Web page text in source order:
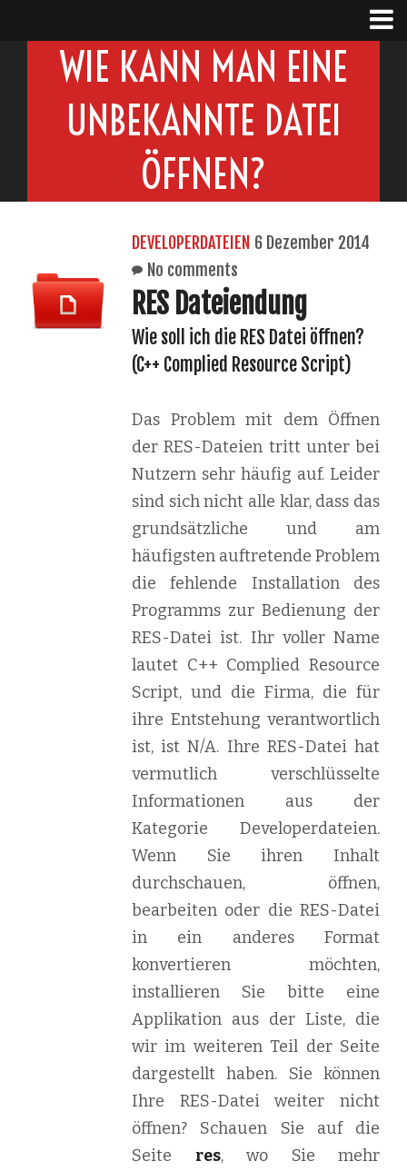
WIE KANN MAN EINE
UNBEKANNTE DATEI
ÖFFNEN?
DEVELOPERDATEIEN 6 Dezember 2014
No comments
RES Dateiendung
Wie soll ich die RES Datei öffnen?
(C++ Complied Resource Script)
Das Problem mit dem Öffnen
der RES-Dateien tritt unter bei
Nutzern sehr häufig auf. Leider
sind sich nicht alle klar, dass das
grundsätzliche und am
häufigsten auftretende Problem
die fehlende Installation des
Programms zur Bedienung der
RES-Datei ist. Ihr voller Name
lautet C++ Complied Resource
Script, und die Firma, die für
ihre Entstehung verantwortlich
ist, ist N/A. Ihre RES-Datei hat
vermutlich verschlüsselte
Informationen aus der
Kategorie Developerdateien.
Wenn Sie ihren Inhalt
durchschauen, öffnen,
bearbeiten oder die RES-Datei
in ein anderes Format
konvertieren möchten,
installieren Sie bitte eine
Applikation aus der Liste, die
wir im weiteren Teil der Seite
dargestellt haben. Sie können
Ihre RES-Datei weiter nicht
öffnen? Schauen Sie auf die
Seite res, wo Sie mehr